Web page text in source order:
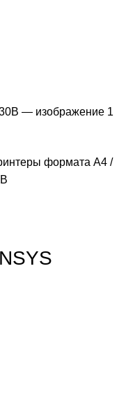
формата А4